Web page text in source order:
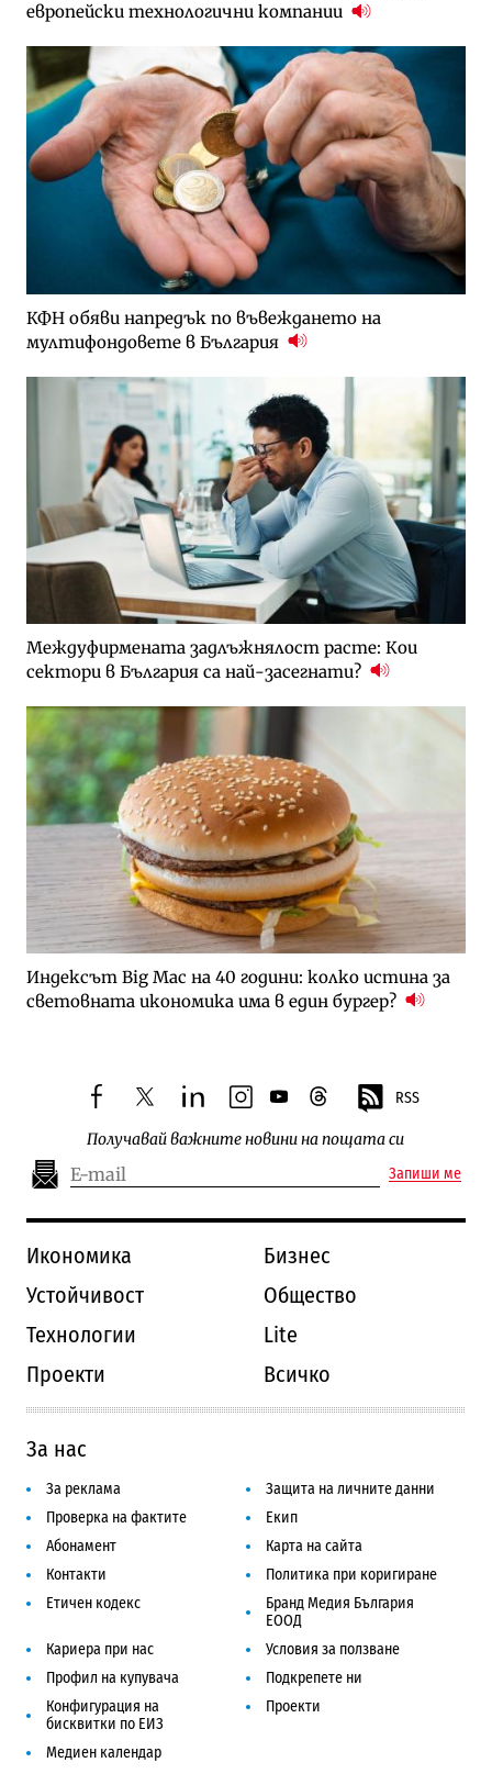
европейски технологични компании
КФН обяви напредък по въвеждането на
мултифондовете в България
Междуфирмената задлъжнялост расте: Кои
сектори в България са най-засегнати?
Индексът Big Mac на 40 години: колко истина за
световната икономика има в един бургер?
facebooktwitterlinkedininstagram
youtubethreads RSS
Получавай важните новини на пощата си
Запиши ме
Икономика
Бизнес
Устойчивост
Общество
Технологии
Lite
Проекти
Всичко
За нас
За реклама
Защита на личните данни
Проверка на фактите
Екип
Абонамент
Карта на сайта
Контакти
Политика при коригиране
Етичен кодекс
Бранд Медия България
ЕООД
Кариера при нас
Условия за ползване
Профил на купувача
Подкрепете ни
Конфигурация на
бисквитки по ЕИЗ
Проекти
Медиен календар